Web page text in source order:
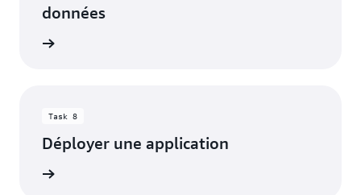
données
Task 8
Déployer une application